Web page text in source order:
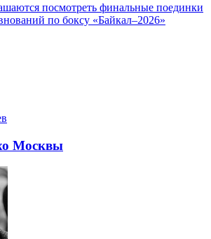
посмотреть финальные поединки
по боксу «Байкал–2026»
Москвы